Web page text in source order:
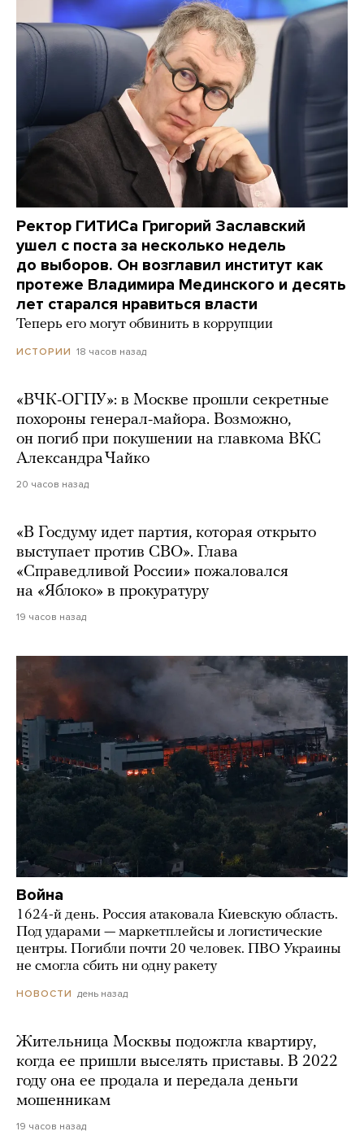
Ректор ГИТИСа Григорий Заславский
ушел с поста за несколько недель
до выборов. Он возглавил институт как
протеже Владимира Мединского и десять
лет старался нравиться власти
Теперь его могут обвинить в коррупции
ИСТОРИИ 18 часов назад
«ВЧК-ОГПУ»: в Москве прошли секретные
похороны генерал-майора. Возможно,
он погиб при покушении на главкома ВКС
Александра Чайко
20 часов назад
«В Госдуму идет партия, которая открыто
выступает против СВО». Глава
«Справедливой России» пожаловался
на «Яблоко» в прокуратуру
19 часов назад
Война
1624-й день. Россия атаковала Киевскую область.
Под ударами — маркетплейсы и логистические
центры. Погибли почти 20 человек. ПВО Украины
не смогла сбить ни одну ракету
НОВОСТИ день назад
Жительница Москвы подожгла квартиру,
когда ее пришли выселять приставы. В 2022
году она ее продала и передала деньги
мошенникам
19 часов назад